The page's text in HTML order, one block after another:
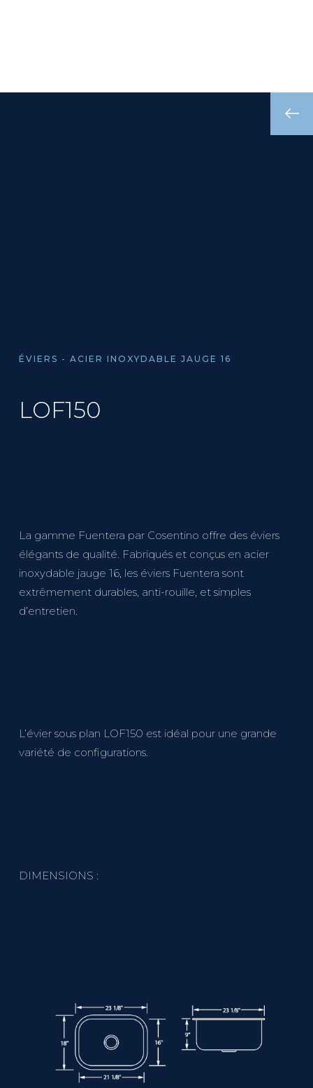
ÉVIERS - ACIER INOXYDABLE JAUGE 16
LOF150
La gamme Fuentera par Cosentino offre des éviers
élégants de qualité. Fabriqués et conçus en acier
inoxydable jauge 16, les éviers Fuentera sont
extrêmement durables, anti-rouille, et simples
d’entretien.
L’évier sous plan LOF150 est idéal pour une grande
variété de configurations.
DIMENSIONS :